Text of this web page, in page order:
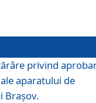
privind
aparatului de
Braşov.